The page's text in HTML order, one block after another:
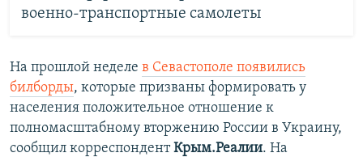
военно-транспортные самолеты
На прошлой неделе в Севастополе появились
билборды, которые призваны формировать у
населения положительное отношение к
полномасштабному вторжению России в Украину,
сообщил корреспондентКрым.Реалии. На